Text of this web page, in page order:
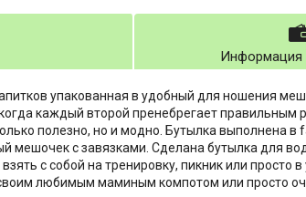
Информация
упакованная в удобный для ношения
каждый второй пренебрегает
полезно, но и модно. Бутылка выполнена в
мешочек с завязками. Сделана бутылка для
с собой на тренировку, пикник или просто
любимым маминым компотом или просто